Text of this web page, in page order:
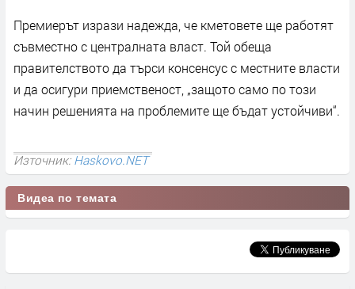
Премиерът изрази надежда, че кметовете ще работят
съвместно с централната власт. Той обеща
правителството да търси консенсус с местните власти
и да осигури приемственост, „защото само по този
начин решенията на проблемите ще бъдат устойчиви“.
Източник:Haskovo.NET
Видеа по темата